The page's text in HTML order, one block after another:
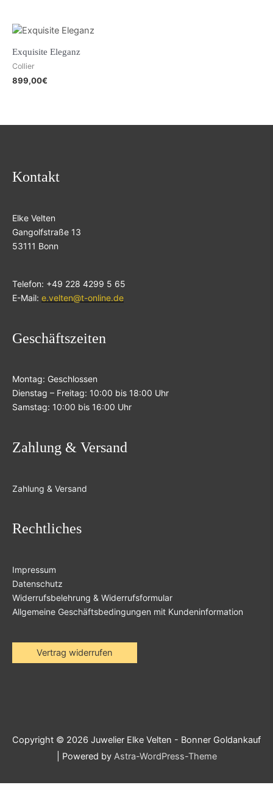
Exquisite Eleganz
Collier
899,00€
Kontakt
Elke Velten
Gangolfstraße 13
53111 Bonn
Telefon: +49 228 4299 5 65
E-Mail: e.velten@t-online.de
Geschäftszeiten
Montag: Geschlossen
Dienstag – Freitag: 10:00 bis 18:00 Uhr
Samstag: 10:00 bis 16:00 Uhr
Zahlung & Versand
Zahlung & Versand
Rechtliches
Impressum
Datenschutz
Widerrufsbelehrung & Widerrufsformular
Allgemeine Geschäftsbedingungen mit Kundeninformation
Vertrag widerrufen
Copyright © 2026 Juwelier Elke Velten - Bonner Goldankauf
| Powered by Astra-WordPress-Theme